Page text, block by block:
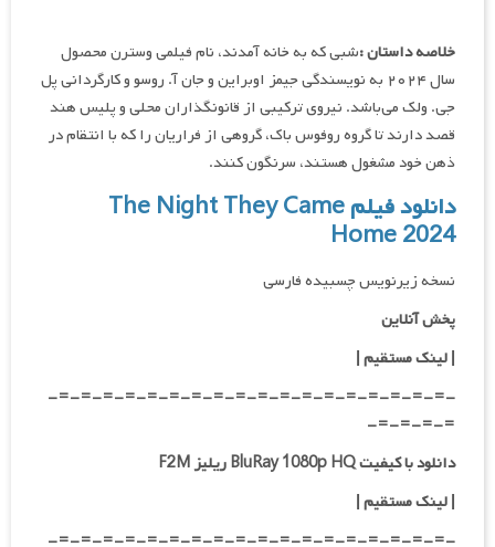
خلاصه داستان :شبی که به خانه آمدند، نام فیلمی وسترن محصول
سال ۲۰۲۴ به نویسندگی جیمز اوبراین و جان آ. روسو و کارگردانی پل
جی. ولک می‌باشد. نیروی ترکیبی از قانونگذاران محلی و پلیس هند
قصد دارند تا گروه روفوس باک، گروهی از فراریان را که با انتقام در
ذهن خود مشغول هستند، سرنگون کنند.
دانلود فیلم The Night They Came
Home 2024
نسخه زیرنویس چسبیده فارسی
پخش آنلاین
| لینک مستقیم|
-=-=-=-=-=-=-=-=-=-=-=-=-=-=-=-=-=-=-
=-=-=-=-
دانلود با کیفیت BluRay 1080p HQ ریلیز F2M
|لینک مستقیم|
-=-=-=-=-=-=-=-=-=-=-=-=-=-=-=-=-=-=-